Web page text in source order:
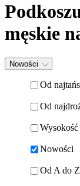
męskie
Nowości
Od
Od
Wysokość
Nowości
Od A do Z